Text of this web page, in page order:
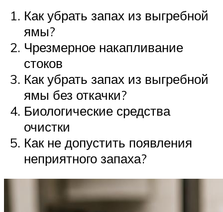
Как убрать запах из выгребной
ямы?
Чрезмерное накапливание
стоков
Как убрать запах из выгребной
ямы без откачки?
Биологические средства
очистки
Как не допустить появления
неприятного запаха?